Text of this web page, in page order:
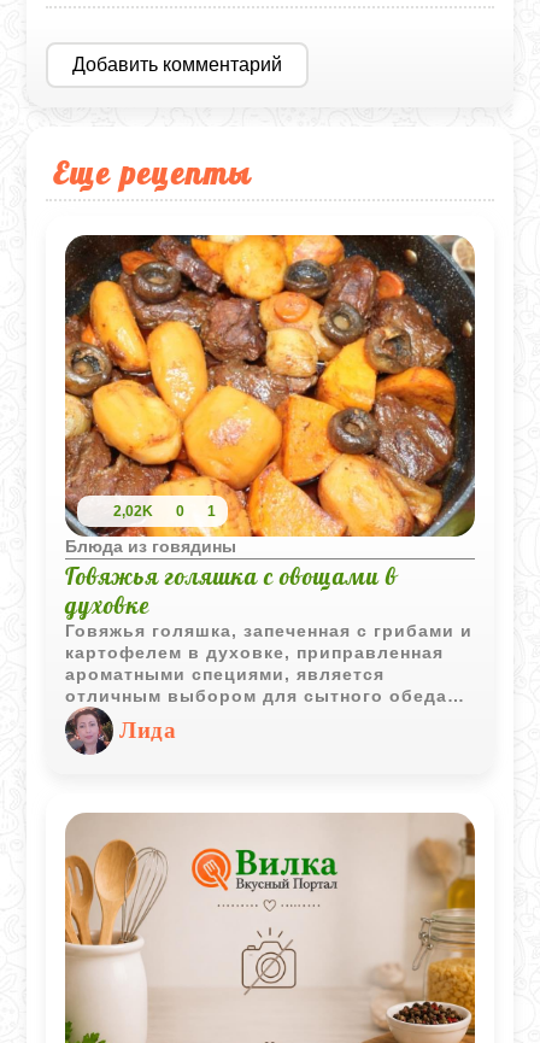
Добавить комментарий
Еще рецепты
2,02K 0 1
Блюда из говядины
Говяжья голяшка с овощами в
духовке
Говяжья голяшка, запеченная с грибами и
картофелем в духовке, приправленная
ароматными специями, является
отличным выбором для сытного обеда
или ужина. Это блюдо не только вкусное,
но и ароматное, благодаря
использованию разнообразных специй,
Лида